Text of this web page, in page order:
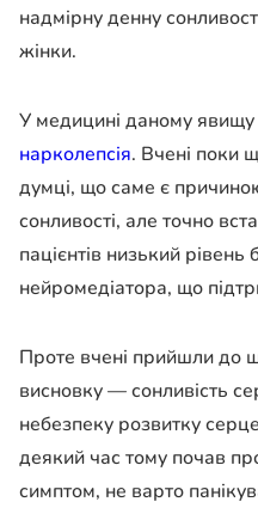
надмірну денну
жінки.
У медицині даному явищу
нарколепсія. Вчені поки
думці, що саме є
сонливості, але точно
пацієнтів низький рівень
нейромедіатора, що
Проте вчені прийшли до
висновку — сонливість
небезпеку розвитку
деякий час тому почав
симптом, не варто